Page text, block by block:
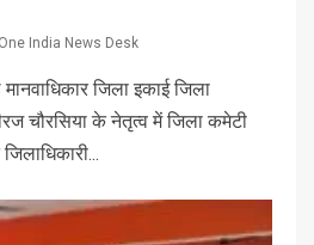
India News Desk
जिला इकाई जिला
चौरसिया के नेतृत्व में जिला कमेटी